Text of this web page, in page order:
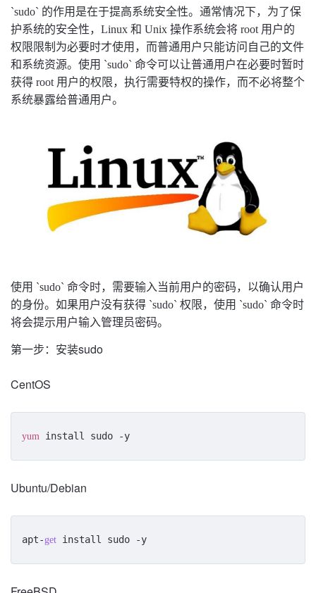
`sudo` 的作用是在于提高系统安全性。通常情况下，为了保
护系统的安全性，Linux 和 Unix 操作系统会将 root 用户的
权限限制为必要时才使用，而普通用户只能访问自己的文件
和系统资源。使用 `sudo` 命令可以让普通用户在必要时暂时
获得 root 用户的权限，执行需要特权的操作，而不必将整个
系统暴露给普通用户。
使用 `sudo` 命令时，需要输入当前用户的密码，以确认用户
的身份。如果用户没有获得 `sudo` 权限，使用 `sudo` 命令时
将会提示用户输入管理员密码。
第一步：安装sudo
CentOS
yum install sudo -y
Ubuntu/Debian
apt- get install sudo -y